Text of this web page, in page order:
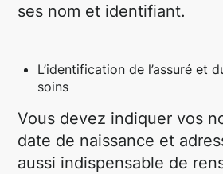
ses nom et identifiant.
L’identification de l’assuré et
soins
Vous devez indiquer vos
date de naissance et
aussi indispensable de